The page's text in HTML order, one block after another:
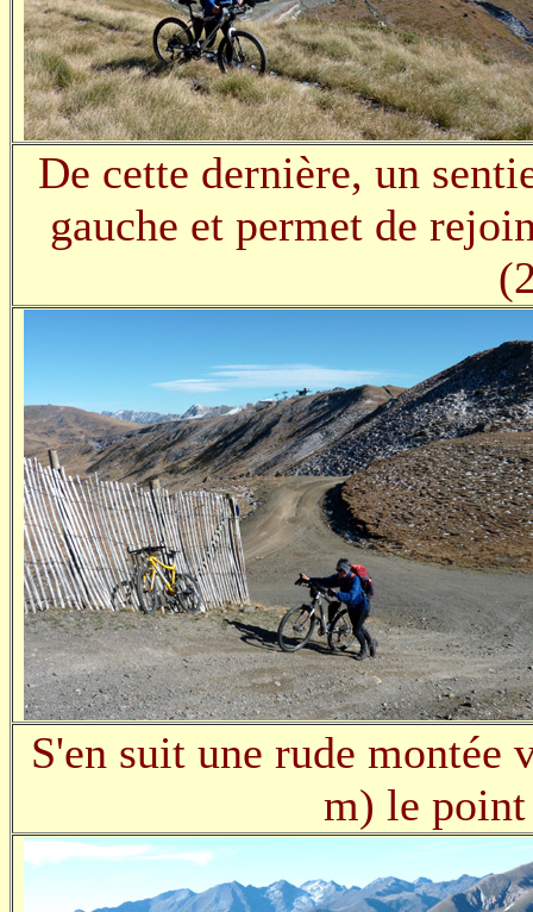
De cette dernière, un
gauche et permet de
S'en suit une rude montée
m) le point